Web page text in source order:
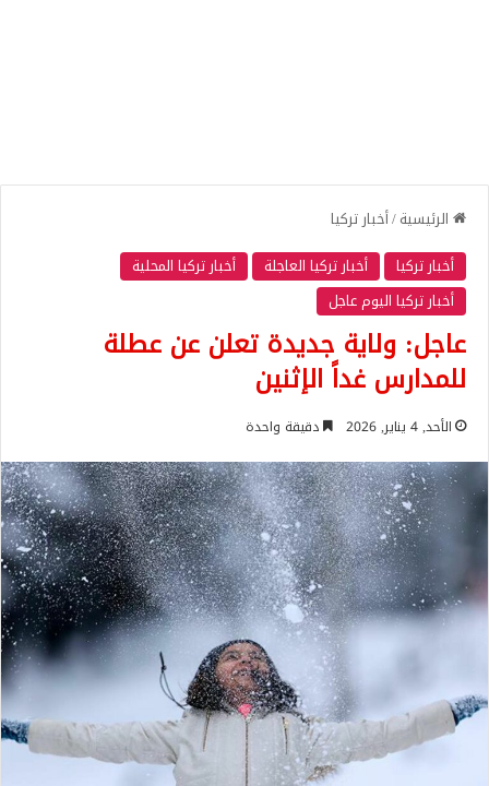
الرئيسية/أخبار تركيا
أخبار تركيا
أخبار تركيا العاجلة
أخبار تركيا المحلية
أخبار تركيا اليوم عاجل
عاجل: ولاية جديدة تعلن عن عطلة
للمدارس غداً الإثنين
الأحد, 4 يناير, 2026 دقيقة واحدة